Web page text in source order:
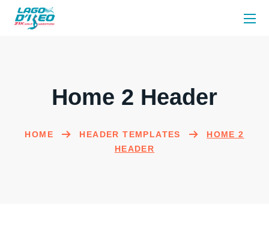
Home 2 Header
HOME HEADER TEMPLATES
HOME 2
HEADER